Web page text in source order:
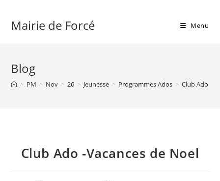
contentMairie de Forcé Menu
Blog
> PM > Nov > 26 > Jeunesse > Programmes Ados > Club Ado -
Club Ado -Vacances de Noel